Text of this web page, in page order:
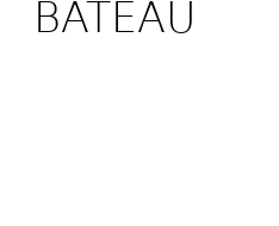
BATEAU